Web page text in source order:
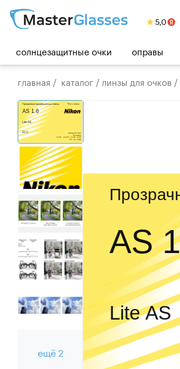
солнцезащитные очки оправы
главная / каталог / линзы для очков /
ещё 2